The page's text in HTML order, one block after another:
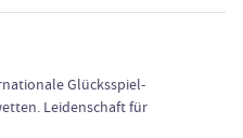
Glücksspiel-
Leidenschaft für